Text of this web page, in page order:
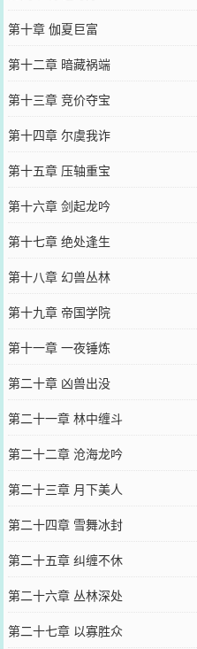
第十章 伽夏巨富
第十二章 暗藏祸端
第十三章 竞价夺宝
第十四章 尔虞我诈
第十五章 压轴重宝
第十六章 剑起龙吟
第十七章 绝处逢生
第十八章 幻兽丛林
第十九章 帝国学院
第十一章 一夜锤炼
第二十章 凶兽出没
第二十一章 林中缠斗
第二十二章 沧海龙吟
第二十三章 月下美人
第二十四章 雪舞冰封
第二十五章 纠缠不休
第二十六章 丛林深处
第二十七章 以寡胜众